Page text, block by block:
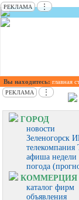
РЕКЛАМА ⋮
Вы находитесь: главная
РЕКЛАМА ⋮
ГОРОД
новости
Зеленогорск
афиша недели
погода
КОММЕРЦИЯ
каталог фирм
объявления